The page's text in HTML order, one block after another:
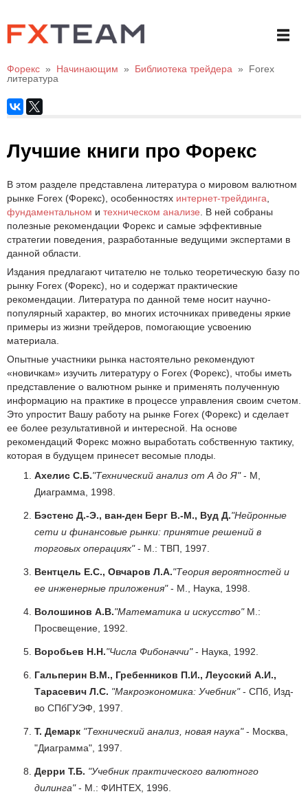
Форекс » Начинающим » Библиотека трейдера »
Forex
литература
Лучшие книги про Форекс
В этом разделе представлена литература о мировом валютном
рынке Forex (Форекс), особенностях интернет-трейдинга
фундаментальном и техническом анализе . В ней собраны
полезные рекомендации Форекс и самые эффективные
стратегии поведения, разработанные ведущими экспертами в
данной области.
Издания предлагают читателю не только теоретическую базу по
рынку Forex (Форекс), но и содержат практические
рекомендации. Литература по данной теме носит научно-
популярный характер, во многих источниках приведены яркие
примеры из жизни трейдеров, помогающие усвоению
материала.
Опытные участники рынка настоятельно рекомендуют
«новичкам» изучить литературу о Forex (Форекс), чтобы иметь
представление о валютном рынке и применять полученную
информацию на практике в процессе управления своим счетом.
Это упростит Вашу работу на рынке Forex (Форекс) и сделает
ее более результативной и интересной. На основе
рекомендаций Форекс можно выработать собственную тактику,
которая в будущем принесет весомые плоды.
Ахелис С.Б."Технический анализ от А до Я"- М,
Диаграмма, 1998.
Бэстенс Д.-Э., ван-ден Берг В.-М., Вуд Д."Нейронные
сети и финансовые рынки: принятие решений в
торговых операциях"- М.: ТВП, 1997.
Вентцель Е.С., Овчаров Л.А."Теория вероятностей и
ее инженерные приложения"- М., Наука, 1998.
Волошинов А.В."Математика и искусство"М.:
Просвещение, 1992.
Воробьев Н.Н."Числа Фибоначчи"- Наука, 1992.
Гальперин В.М., Гребенников П.И., Леусский А.И.,
Тарасевич Л.С. "Макроэкономика: Учебник"- СПб, Изд-
во СПбГУЭФ, 1997.
Т. Демарк "Технический анализ, новая наука"- Москва,
"Диаграмма", 1997.
Дерри Т.Б. "Учебник практического валютного
дилинга"- М.: ФИНТЕХ, 1996.